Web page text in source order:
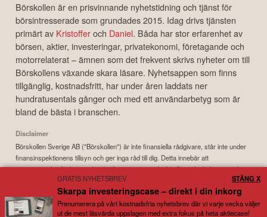
Börskollen är en prisvinnande nyhetstidning och tjänst för
börsintresserade som grundades 2015. Idag drivs tjänsten
primärt av Kristofferoch Daniel. Båda har stor erfarenhet av
börsen, aktier, investeringar, privatekonomi, företagande och
motorrelaterat – ämnen som det frekvent skrivs nyheter om till
Börskollens växande skara läsare. Nyhetsappen som finns
tillgänglig, kostnadsfritt, har under åren laddats ner
hundratusentals gånger och med ett användarbetyg som är
bland de bästa i branschen.
Disclaimer
Börskollen Sverige AB ("Börskollen") är inte finansiella rådgivare, står inte under
finansinspektionens tillsyn och ger inga råd till dig. Detta innebär att
investeringsbeslut baserade på information som direkt eller indirekt härrörande
från Börskollen eller personer med koppling till Börskollen, alltid fattas
självständigt av investeraren. Börskollen frånsäger sig allt ansvar för eventuell
förlust eller skada av vad slag det må vara som grundar sig på användandet av
material härrörande från tjänsten Börskollen.
GRATIS NYHETSBREV
Skarpa investeringscase – direkt i din inkorg
Prenumerera på vårt kostnadsfria nyhetsbrev där vi varje vecka väljer
ut de mest läsvärda uppslagen med extra fokus på heta aktiecase!
STÄNG X